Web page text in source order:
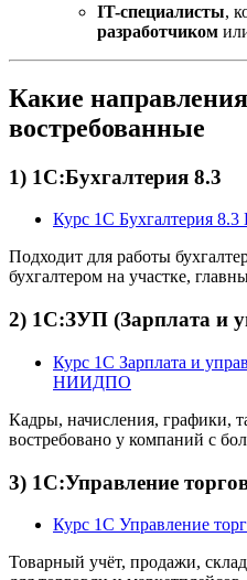
IT-специалисты,
разработчиком
Какие
востребованные
1) 1С:Бухгалтерия 8.3
Курс 1С Бухгалтерия 8.3
Подходит для работы
бухгалтером на участке,
2) 1С:ЗУП (Зарплата и
Курс 1С Зарплата и
НИИДПО
Кадры, начисления, графики,
востребовано у компаний с
3) 1С:Управление
Курс 1С Управление
Товарный учёт, продажи,